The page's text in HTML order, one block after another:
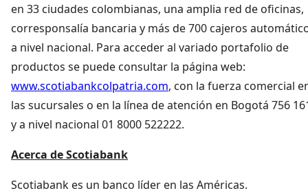
en 33 ciudades colombianas, una amplia red de oficinas,
corresponsalía bancaria y más de 700 cajeros
a nivel nacional. Para acceder al variado portafolio de
productos se puede consultar la página web:
www.scotiabankcolpatria.com, con la fuerza comercial
las sucursales o en la línea de atención en Bogotá 756
y a nivel nacional 01 8000 522222.
Acerca de Scotiabank
Scotiabank es un banco líder en las Américas.